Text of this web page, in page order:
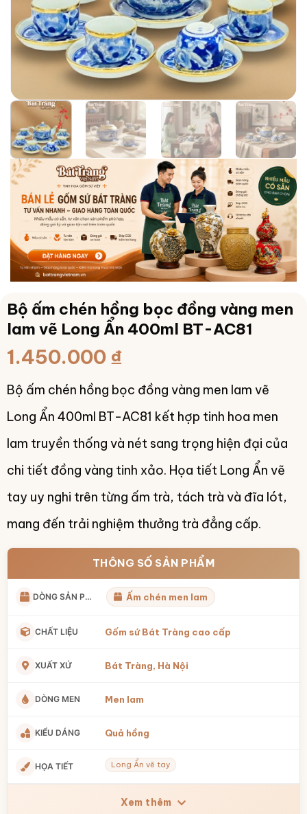
Bộ ấm chén hồng bọc đồng vàng men
lam vẽ Long Ẩn 400ml BT-AC81
1.450.000 ₫
Bộ ấm chén hồng bọc đồng vàng men lam vẽ
Long Ẩn 400ml BT-AC81 kết hợp tinh hoa men
lam truyền thống và nét sang trọng hiện đại của
chi tiết đồng vàng tinh xảo. Họa tiết Long Ẩn vẽ
tay uy nghi trên từng ấm trà, tách trà và đĩa lót,
mang đến trải nghiệm thưởng trà đẳng cấp.
THÔNG SỐ SẢN PHẨM
DÒNG SẢN PHẨM Ấm chén men lam
CHẤT LIỆU Gốm sứ Bát Tràng cao cấp
XUẤT XỨ Bát Tràng, Hà Nội
DÒNG MEN Men lam
KIỂU DÁNG Quả hồng
HỌA TIẾT Long Ẩn vẽ tay
Xem thêm